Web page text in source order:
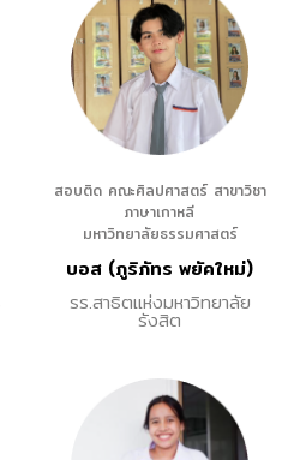
สอบติด คณะศิลปศาสตร์ สาขาวิชา
ภาษาเกาหลี
มหาวิทยาลัยธรรมศาสตร์
บอส (ภูริภัทร พยัคใหม่)
รร.สาธิตแห่งมหาวิทยาลัย
รังสิต